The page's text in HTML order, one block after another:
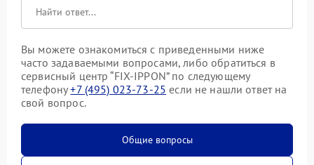
Вы можете ознакомиться с приведенными ниже
часто задаваемыми вопросами, либо обратиться в
сервисный центр “FIX-IPPON” по следующему
телефону+7 (495) 023-73-25 если не нашли ответ на
свой вопрос.
Общие вопросы